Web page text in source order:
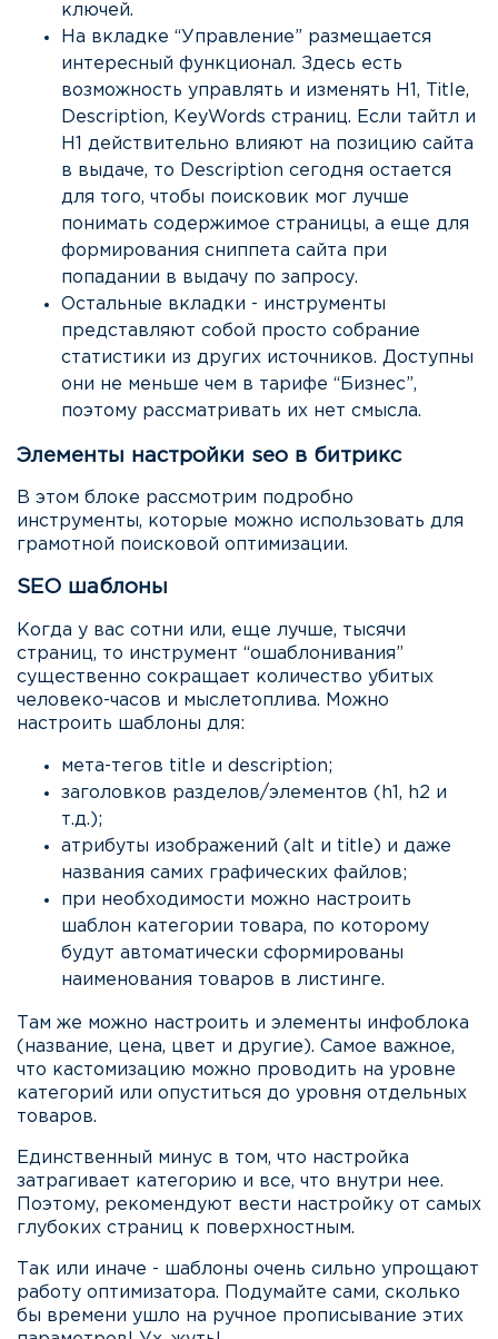
ключей.
На вкладке “Управление” размещается
интересный функционал. Здесь есть
возможность управлять и изменять H1, Title,
Description, KeyWords страниц. Если тайтл и
H1 действительно влияют на позицию сайта
в выдаче, то Description сегодня остается
для того, чтобы поисковик мог лучше
понимать содержимое страницы, а еще для
формирования сниппета сайта при
попадании в выдачу по запросу.
Остальные вкладки - инструменты
представляют собой просто собрание
статистики из других источников. Доступны
они не меньше чем в тарифе “Бизнес”,
поэтому рассматривать их нет смысла.
Элементы настройки seo в битрикс
В этом блоке рассмотрим подробно
инструменты, которые можно использовать для
грамотной поисковой оптимизации.
SEO шаблоны
Когда у вас сотни или, еще лучше, тысячи
страниц, то инструмент “ошаблонивания”
существенно сокращает количество убитых
человеко-часов и мыслетоплива. Можно
настроить шаблоны для:
мета-тегов title и description;
заголовков разделов/элементов (h1, h2 и
т.д.);
атрибуты изображений (alt и title) и даже
названия самих графических файлов;
при необходимости можно настроить
шаблон категории товара, по которому
будут автоматически сформированы
наименования товаров в листинге.
Там же можно настроить и элементы инфоблока
(название, цена, цвет и другие). Самое важное,
что кастомизацию можно проводить на уровне
категорий или опуститься до уровня отдельных
товаров.
Единственный минус в том, что настройка
затрагивает категорию и все, что внутри нее.
Поэтому, рекомендуют вести настройку от самых
глубоких страниц к поверхностным.
Так или иначе - шаблоны очень сильно упрощают
работу оптимизатора. Подумайте сами, сколько
бы времени ушло на ручное прописывание этих